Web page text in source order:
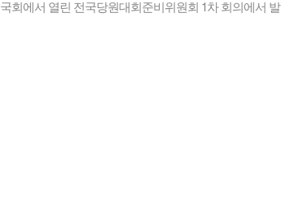
국회에서 열린 전국당원대회준비위원회 1차 회의에서